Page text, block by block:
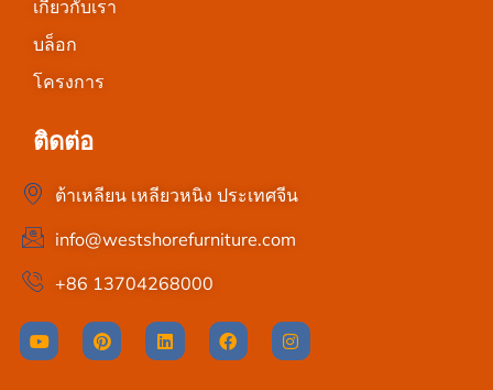
เกี่ยวกับเรา
บล็อก
โครงการ
ติดต่อ
ต้าเหลียน เหลียวหนิง ประเทศจีน
info@westshorefurniture.com
+86 13704268000